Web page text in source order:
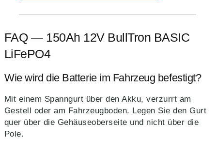
FAQ — 150Ah 12V BullTron BASIC
LiFePO4
Wie wird die Batterie im Fahrzeug befestigt?
Mit einem Spanngurt über den Akku, verzurrt am
Gestell oder am Fahrzeugboden. Legen Sie den Gurt
quer über die Gehäuseoberseite und nicht über die
Pole.